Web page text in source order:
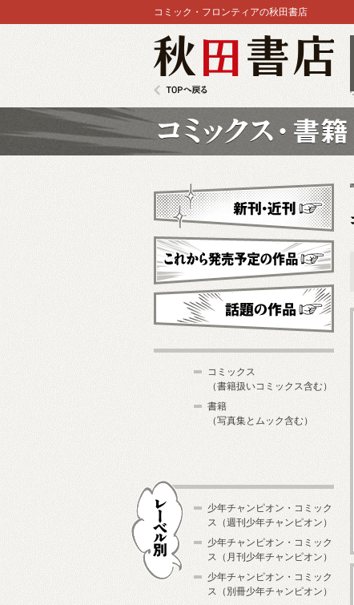
コミック・フロンティアの秋田書店
新刊・近刊
これから発売予定
コミックス
（書籍扱いコミックス含む）
書籍
（写真集とムック含む）
少年チャンピオン・コミック
ス（週刊少年チャンピオン）
少年チャンピオン・コミック
ス（月刊少年チャンピオン）
少年チャンピオン・コミック
ス（別冊少年チャンピオン）